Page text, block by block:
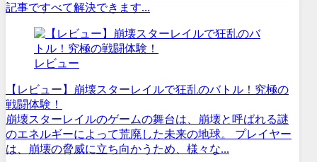
記事ですべて解決できます...
レビュー
【レビュー】崩壊スターレイルで狂乱のバトル！究極の
戦闘体験！
崩壊スターレイルのゲームの舞台は、崩壊と呼ばれる謎
のエネルギーによって荒廃した未来の地球。 プレイヤー
は、崩壊の脅威に立ち向かうため、様々な...